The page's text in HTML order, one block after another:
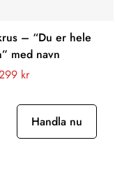
– “Du er hele
med navn
kr
Handla nu